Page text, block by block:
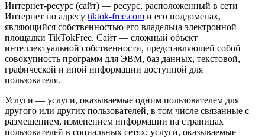
Интернет-ресурс (сайт) — ресурс, расположенный в сети
Интернет по адресу tiktok-free.com и его поддоменах,
являющийся собственностью его владельца электронной
площадки TikTokFree. Сайт — сложный объект
интеллектуальной собственности, представляющей собой
совокупность программ для ЭВМ, баз данных, текстовой,
графической и иной информации доступной для
пользователя.
Услуги — услуги, оказываемые одним пользователем для
другого или других пользователей, в том числе связанные с
размещением, изменением информации на страницах
пользователей в социальных сетях; услуги, оказываемые